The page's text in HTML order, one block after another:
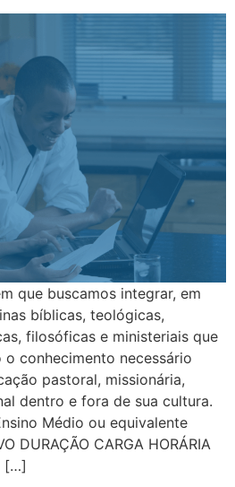
que buscamos integrar, em
bíblicas, teológicas,
filosóficas e ministeriais que
conhecimento necessário
pastoral, missionária,
dentro e fora de sua cultura.
Médio ou equivalente
DURAÇÃO CARGA HORÁRIA
[…]